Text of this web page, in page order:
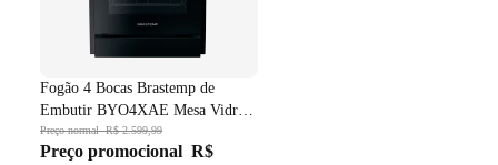
Fogão 4 Bocas Brastemp de
Embutir BYO4XAE Mesa Vidro
Grade em Ferro Fundido Dupla
Chama Preto Bivolt
Preço normalR$ 2.599,99
Preço promocional R$